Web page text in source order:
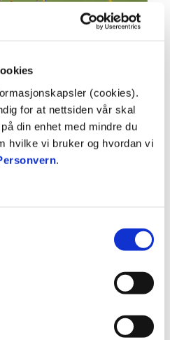
(cookies).
for at nettsiden vår skal
din enhet med mindre du
hvilke vi bruker og hvordan vi
.
16